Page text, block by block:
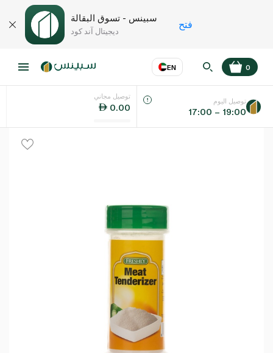
سبينس - تسوق البقالة
ديجيتال آند كود
فتح
EN
اللغة عر
0
توصيل مجاني
0.00
توصيل اليوم
17:00 – 19:00